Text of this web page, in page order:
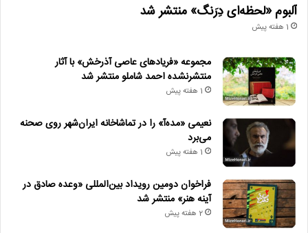
آلبوم «لحظه‌ای دِرَنگ» منتشر شد
1 هفته پیش
مجموعه «فریادهای عاصی آذرخش» با آثار
منتشرنشده احمد شاملو منتشر شد
1 هفته پیش
نعیمی «مده‌آ» را در تماشاخانه ایران‌شهر روی صحنه
می‌برد
1 هفته پیش
فراخوان دومین رویداد بین‌المللی «وعده صادق در
آینه هنر» منتشر شد
2 هفته پیش